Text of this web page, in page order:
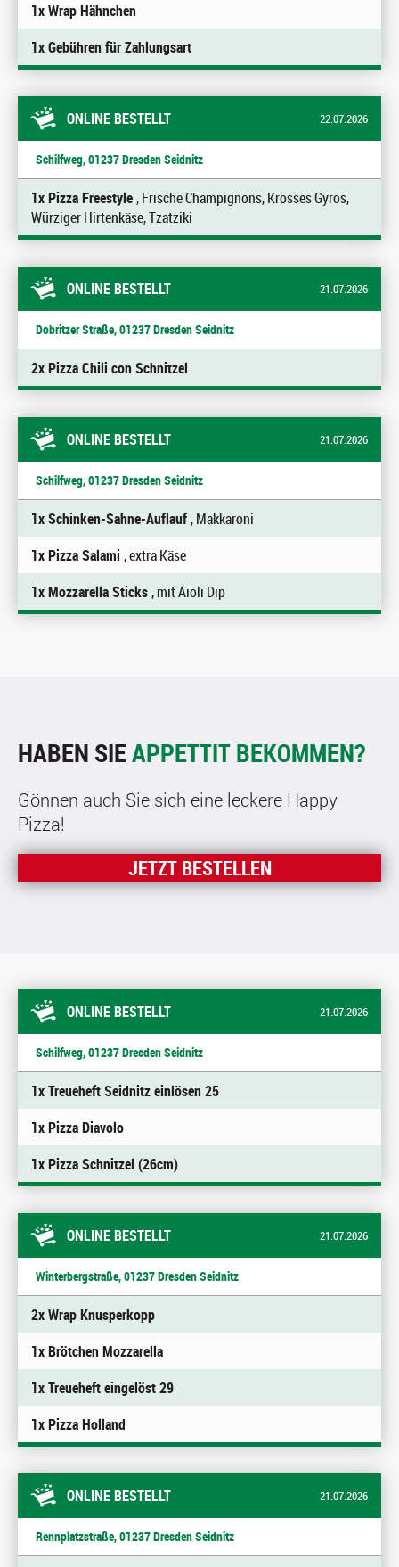
1x Wrap Hähnchen
1x Gebühren für Zahlungsart
ONLINE BESTELLT 22.07.2026
Schilfweg, 01237 Dresden Seidnitz
1x Pizza Freestyle, Frische Champignons, Krosses Gyros,
Würziger Hirtenkäse, Tzatziki
ONLINE BESTELLT 21.07.2026
Dobritzer Straße, 01237 Dresden Seidnitz
2x Pizza Chili con Schnitzel
ONLINE BESTELLT 21.07.2026
Schilfweg, 01237 Dresden Seidnitz
1x Schinken-Sahne-Auflauf, Makkaroni
1x Pizza Salami , extra Käse
1x Mozzarella Sticks, mit Aioli Dip
HABEN SIEAPPETTIT BEKOMMEN?
Gönnen auch Sie sich eine leckere Happy
Pizza!
JETZT BESTELLEN
ONLINE BESTELLT 21.07.2026
Schilfweg, 01237 Dresden Seidnitz
1x Treueheft Seidnitz einlösen 25
1x Pizza Diavolo
1x Pizza Schnitzel (26cm)
ONLINE BESTELLT 21.07.2026
Winterbergstraße, 01237 Dresden Seidnitz
2x Wrap Knusperkopp
1x Brötchen Mozzarella
1x Treueheft eingelöst 29
1x Pizza Holland
ONLINE BESTELLT 21.07.2026
Rennplatzstraße, 01237 Dresden Seidnitz